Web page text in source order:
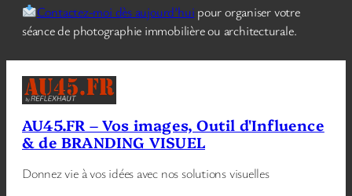
Contactez-moi dès aujourd’hui pour organiser votre
séance de photographie immobilière ou architecturale.
AU45.FR – Vos images, Outil d'Influence
& de BRANDING VISUEL
Donnez vie à vos idées avec nos solutions visuelles